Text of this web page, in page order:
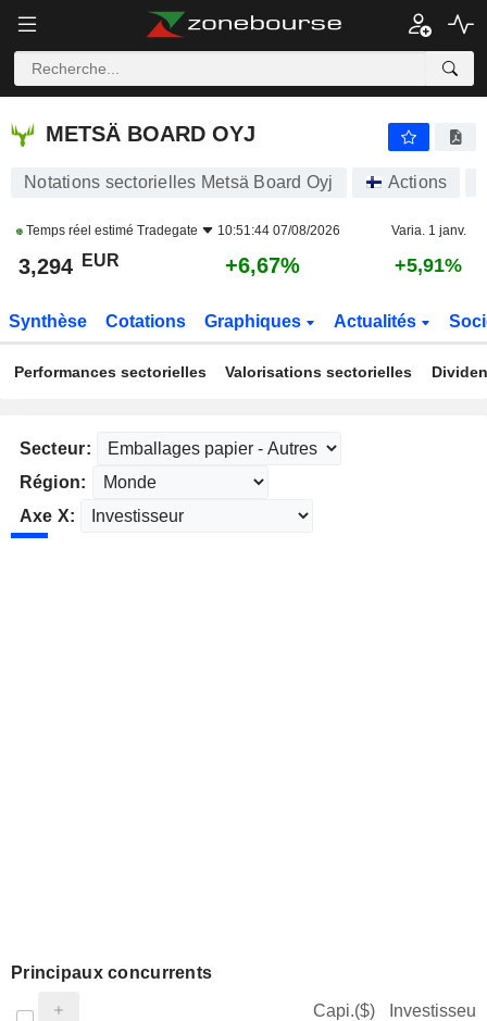
METSÄ BOARD OYJ
METSÄ BOARD OYJ
Notations sectorielles Metsä Board Oyj Actions
Temps réel estimé Tradegate 10:51:44 07/08/2026 Varia. 1 janv.
3,294 EUR +6,67% +5,91%
Synthèse Cotations Graphiques Actualités
Performances sectorielles Valorisations sectorielles
Secteur:
Région:
Axe X:
Principaux concurrents
Capi.($) Investisseur